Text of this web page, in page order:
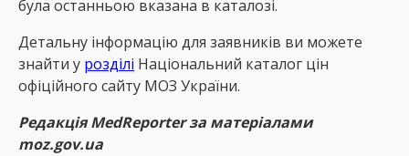
була останньою вказана в каталозі.
Детальну інформацію для заявників ви можете
знайти у розділі Національний каталог цін
офіційного сайту МОЗ України.
Редакція MedReporter за матеріалами
moz.gov.ua